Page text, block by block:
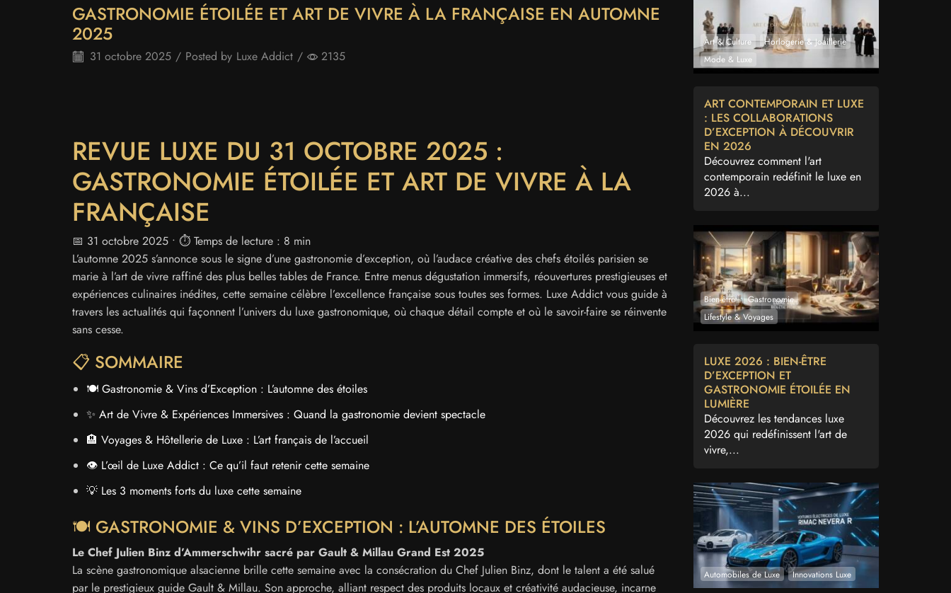
GASTRONOMIE ÉTOILÉE ET ART DE VIVRE À LA FRANÇAISE EN AUTOMNE
2025
31 octobre 2025 / Posted by Luxe Addict / 2135
REVUE LUXE DU 31 OCTOBRE 2025 :
GASTRONOMIE ÉTOILÉE ET ART DE VIVRE À LA
FRANÇAISE
📅 31 octobre 2025 • ⏱️ Temps de lecture : 8 min
L’automne 2025 s’annonce sous le signe d’une gastronomie d’exception, où l’audace créative des chefs étoilés parisien se
marie à l’art de vivre raffiné des plus belles tables de France. Entre menus dégustation immersifs, réouvertures prestigieuses et
expériences culinaires inédites, cette semaine célèbre l’excellence française sous toutes ses formes. Luxe Addict vous guide à
travers les actualités qui façonnent l’univers du luxe gastronomique, où chaque détail compte et où le savoir-faire se réinvente
sans cesse.
📋 SOMMAIRE
🍽️ Gastronomie & Vins d’Exception : L’automne des étoiles
✨ Art de Vivre & Expériences Immersives : Quand la gastronomie devient spectacle
🏨 Voyages & Hôtellerie de Luxe : L’art français de l’accueil
👁️ L’œil de Luxe Addict : Ce qu’il faut retenir cette semaine
💡 Les 3 moments forts du luxe cette semaine
🍽️ GASTRONOMIE & VINS D’EXCEPTION : L’AUTOMNE DES ÉTOILES
Le Chef Julien Binz d’Ammerschwihr sacré par Gault & Millau Grand Est 2025
La scène gastronomique alsacienne brille cette semaine avec la consécration du Chef Julien Binz, dont le talent a été salué
par le prestigieux guide Gault & Millau. Son approche, alliant respect des produits locaux et créativité audacieuse, incarne
Art & Culture
Horlogerie & Joaillerie
Mode & Luxe
ART CONTEMPORAIN ET LUXE
: LES COLLABORATIONS
D’EXCEPTION À DÉCOUVRIR
EN 2026
Découvrez comment l'art
contemporain redéfinit le luxe en
2026 à...
Bien-être
Gastronomie
Lifestyle & Voyages
LUXE 2026 : BIEN-ÊTRE
D’EXCEPTION ET
GASTRONOMIE ÉTOILÉE EN
LUMIÈRE
Découvrez les tendances luxe
2026 qui redéfinissent l'art de
vivre,...
Automobiles de Luxe Innovations Luxe